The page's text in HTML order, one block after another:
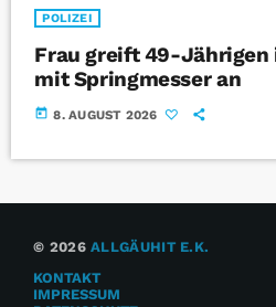
POLIZEI
Frau greift 49-Jährigen
mit Springmesser an
today 8. AUGUST 2026
© 2026ALLGÄUHIT E.K.
KONTAKT
IMPRESSUM